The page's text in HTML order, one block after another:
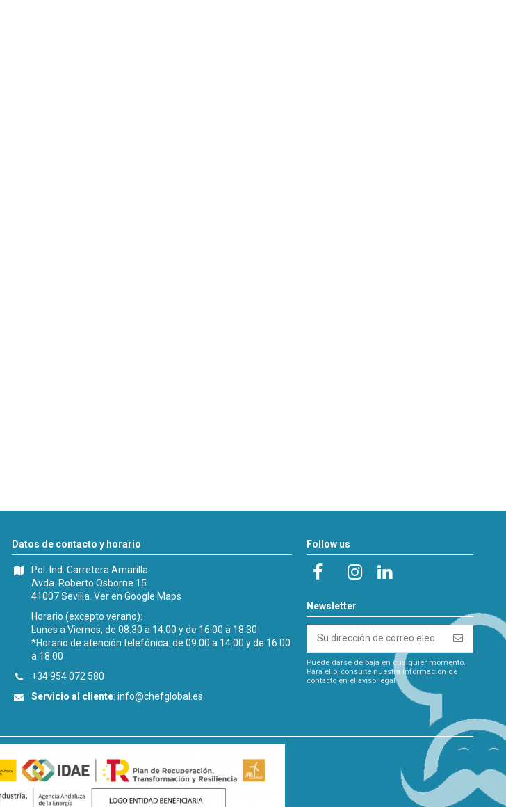
Datos de contacto y horario
Pol. Ind. Carretera Amarilla
Avda. Roberto Osborne 15
41007 Sevilla.Ver en Google Maps
Horario (excepto verano):
Lunes a Viernes, de 08.30 a 14.00 y de 16.00 a 18.30
*Horario de atención telefónica: de 09.00 a 14.00 y de 16.00
a 18.00
+34 954 072 580
Servicio al cliente:info@chefglobal.es
Follow us
Newsletter
Puede darse de baja en cualquier momento.
Para ello, consulte nuestra información de
contacto en el aviso legal.